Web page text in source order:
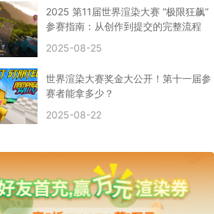
Maya基础知识
Blender渲染技巧
讯
3ds Max教程
CG软件资讯
3dmax渲染
Painter
染
SAAS渲染农场
Lumion
SketchUp教程
3dmax 渲染慢
云渲染怎么收费
全局光引擎
C4D教程
器
奥斯卡 电影
建模渲染
染
在线建模渲染
北京渲染农场
2025 第11届世界渲染大赛 “极限狂飙”
参赛指南：从创作到提交的完整流程
2025-08-25
世界渲染大赛奖金大公开！第十一届参
赛者能拿多少？
2025-08-22